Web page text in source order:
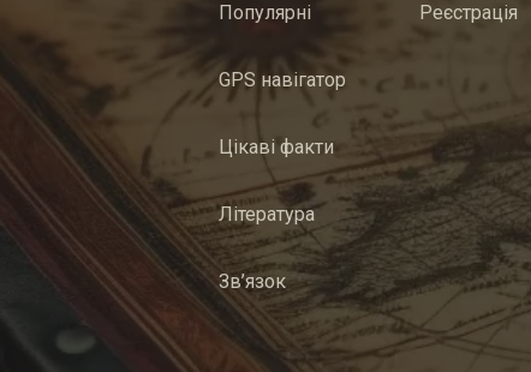
Популярні
GPS навігатор
Цікаві факти
Література
Зв’язок
Реєстрація